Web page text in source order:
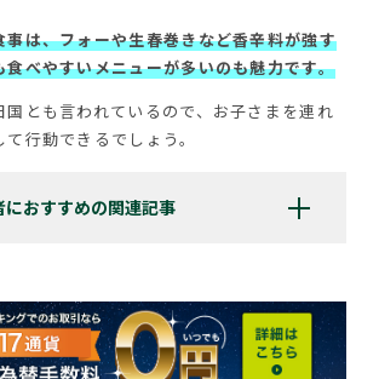
事は、フォーや生春巻きなど香辛料が強す
食べやすいメニューが多いのも魅力です。
国とも言われているので、お子さまを連れ
行動できるでしょう。
おすすめの関連記事